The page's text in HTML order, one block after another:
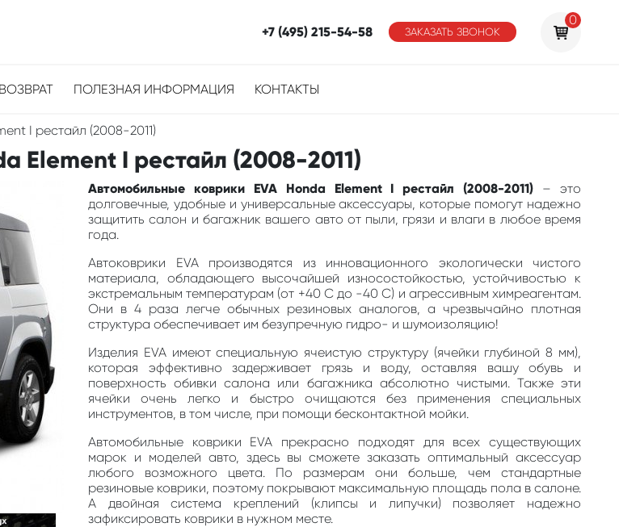
+7 (495) 215-54-58 ЗАКАЗАТЬ ЗВОНОК
0
ВОЗВРАТ ПОЛЕЗНАЯ ИНФОРМАЦИЯ КОНТАКТЫ
I рестайл (2008-2011)
Element I рестайл (2008-2011)
Автомобильные коврики EVA Honda Element I рестайл (2008-2011) – это
долговечные, удобные и универсальные аксессуары, которые помогут надежно
защитить салон и багажник вашего авто от пыли, грязи и влаги в любое время
года.
Автоковрики EVA производятся из инновационного экологически чистого
материала, обладающего высочайшей износостойкостью, устойчивостью к
экстремальным температурам (от +40 С до -40 С) и агрессивным химреагентам.
Они в 4 раза легче обычных резиновых аналогов, а чрезвычайно плотная
структура обеспечивает им безупречную гидро- и шумоизоляцию!
Изделия EVA имеют специальную ячеистую структуру (ячейки глубиной 8 мм),
которая эффективно задерживает грязь и воду, оставляя вашу обувь и
поверхность обивки салона или багажника абсолютно чистыми. Также эти
ячейки очень легко и быстро очищаются без применения специальных
инструментов, в том числе, при помощи бесконтактной мойки.
Автомобильные коврики EVA прекрасно подходят для всех существующих
марок и моделей авто, здесь вы сможете заказать оптимальный аксессуар
любого возможного цвета. По размерам они больше, чем стандартные
резиновые коврики, поэтому покрывают максимальную площадь пола в салоне.
А двойная система креплений (клипсы и липучки) позволяет надежно
зафиксировать коврики в нужном месте.